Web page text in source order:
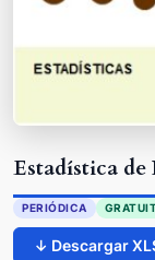
Estadística
PERIÓDICA
↓ Descargar